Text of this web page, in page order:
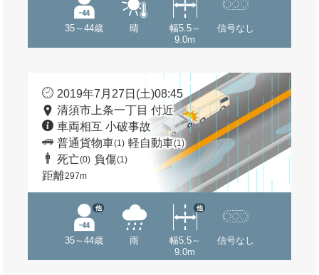
35～44歳 晴
幅5.5～
9.0m
信号なし
2019年7月27日(土)08:45
清須市上条一丁目 付近
車両相互 小破事故
普通貨物車(1) 軽自動車(1)
死亡(0) 負傷(1)
距離297m
35～44歳
他
雨
幅5.5～
9.0m
他
信号なし